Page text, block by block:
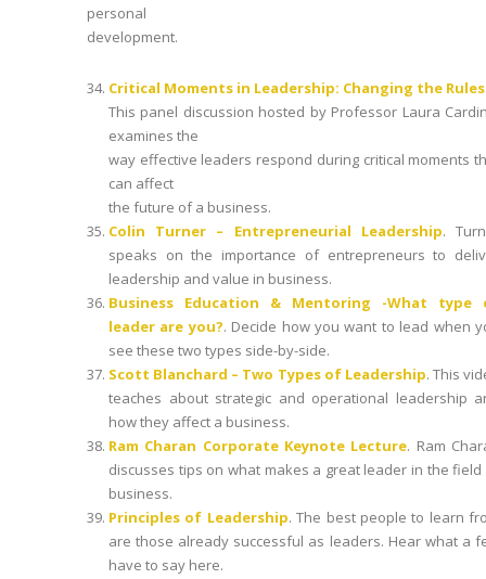
personal
development.
Critical Moments in Leadership: Changing the Rules
This panel discussion hosted by Professor Laura
examines the
way effective leaders respond during critical moments
can affect
the future of a business.
Colin Turner – Entrepreneurial Leadership.
speaks on the importance of entrepreneurs to
leadership and value in business.
Business Education & Mentoring -What type
leader are you?. Decide how you want to lead when
see these two types side-by-side.
Scott Blanchard – Two Types of Leadership. This
teaches about strategic and operational leadership
how they affect a business.
Ram Charan Corporate Keynote Lecture. Ram
discusses tips on what makes a great leader in the
business.
Principles of Leadership. The best people to learn
are those already successful as leaders. Hear what a
have to say here.